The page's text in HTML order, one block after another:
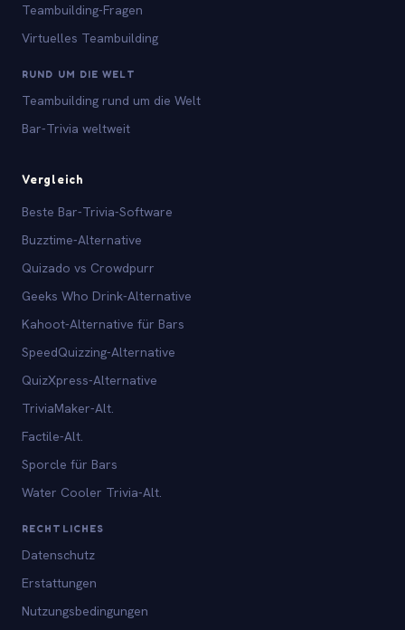
Teambuilding-Fragen
Virtuelles Teambuilding
RUND UM DIE WELT
Teambuilding rund um die Welt
Bar-Trivia weltweit
Vergleich
Beste Bar-Trivia-Software
Buzztime-Alternative
Quizado vs Crowdpurr
Geeks Who Drink-Alternative
Kahoot-Alternative für Bars
SpeedQuizzing-Alternative
QuizXpress-Alternative
TriviaMaker-Alt.
Factile-Alt.
Sporcle für Bars
Water Cooler Trivia-Alt.
RECHTLICHES
Datenschutz
Erstattungen
Nutzungsbedingungen